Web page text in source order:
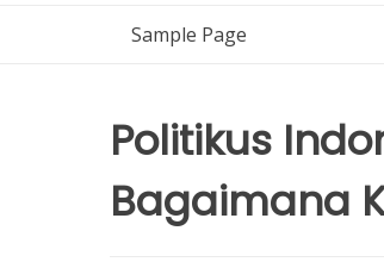
Sample Page
Politikus
Bagaimana